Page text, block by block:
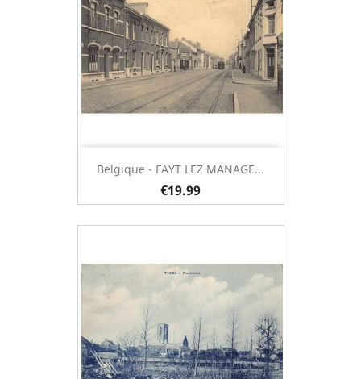
Belgique - FAYT LEZ MANAGE...
€19.99